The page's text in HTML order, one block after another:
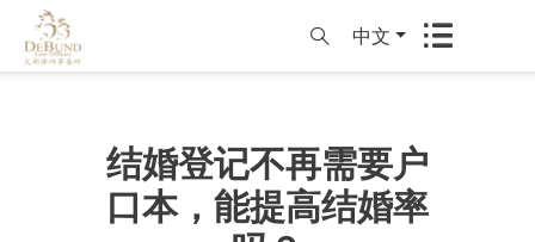
中文
结婚登记不再需要户
口本，能提高结婚率